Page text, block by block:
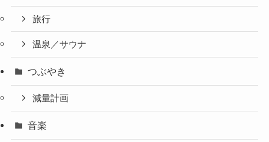
旅行
温泉／サウナ
つぶやき
減量計画
音楽